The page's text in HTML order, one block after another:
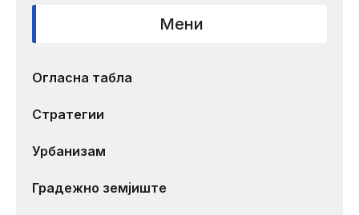
Мени
Огласна табла
Стратегии
Урбанизам
Градежно земјиште